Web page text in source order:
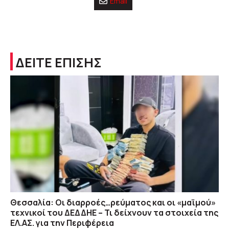
ΔΕΙΤΕ ΕΠΙΣΗΣ
Θεσσαλία: Οι διαρροές…ρεύματος και οι «μαϊμού»
τεχνικοί του ΔΕΔΔΗΕ – Τι δείχνουν τα στοιχεία της
ΕΛ.ΑΣ. για την Περιφέρεια